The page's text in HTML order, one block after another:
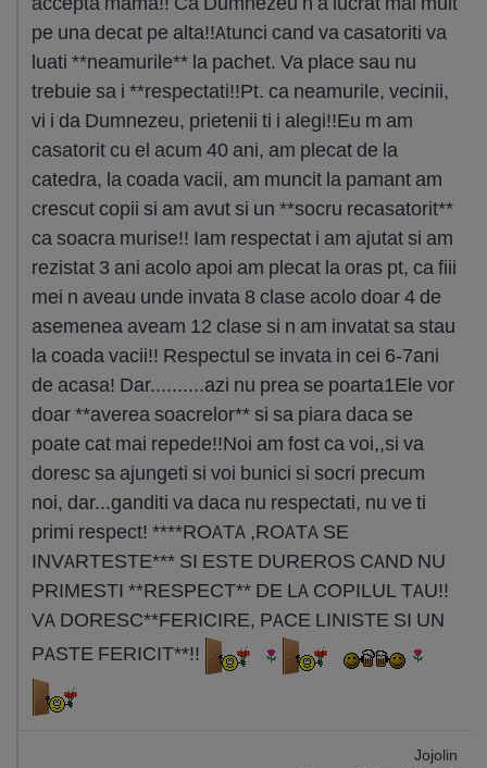
pe una decat pe alta!!Atunci cand va casatoriti va
luati **neamurile** la pachet. Va place sau nu
trebuie sa i **respectati!!Pt. ca neamurile, vecinii,
vi i da Dumnezeu, prietenii ti i alegi!!Eu m am
casatorit cu el acum 40 ani, am plecat de la
catedra, la coada vacii, am muncit la pamant am
crescut copii si am avut si un **socru recasatorit**
ca soacra murise!! Iam respectat i am ajutat si am
rezistat 3 ani acolo apoi am plecat la oras pt, ca fiii
mei n aveau unde invata 8 clase acolo doar 4 de
asemenea aveam 12 clase si n am invatat sa stau
la coada vacii!! Respectul se invata in cei 6-7ani
de acasa! Dar..........azi nu prea se poarta1Ele vor
doar **averea soacrelor** si sa piara daca se
poate cat mai repede!!Noi am fost ca voi,,si va
doresc sa ajungeti si voi bunici si socri precum
noi, dar...ganditi va daca nu respectati, nu ve ti
primi respect! ****ROATA ,ROATA SE
INVARTESTE*** SI ESTE DUREROS CAND NU
PRIMESTI **RESPECT** DE LA COPILUL TAU!!
VA DORESC**FERICIRE, PACE LINISTE SI UN
PASTE FERICIT**!!
Jojolin